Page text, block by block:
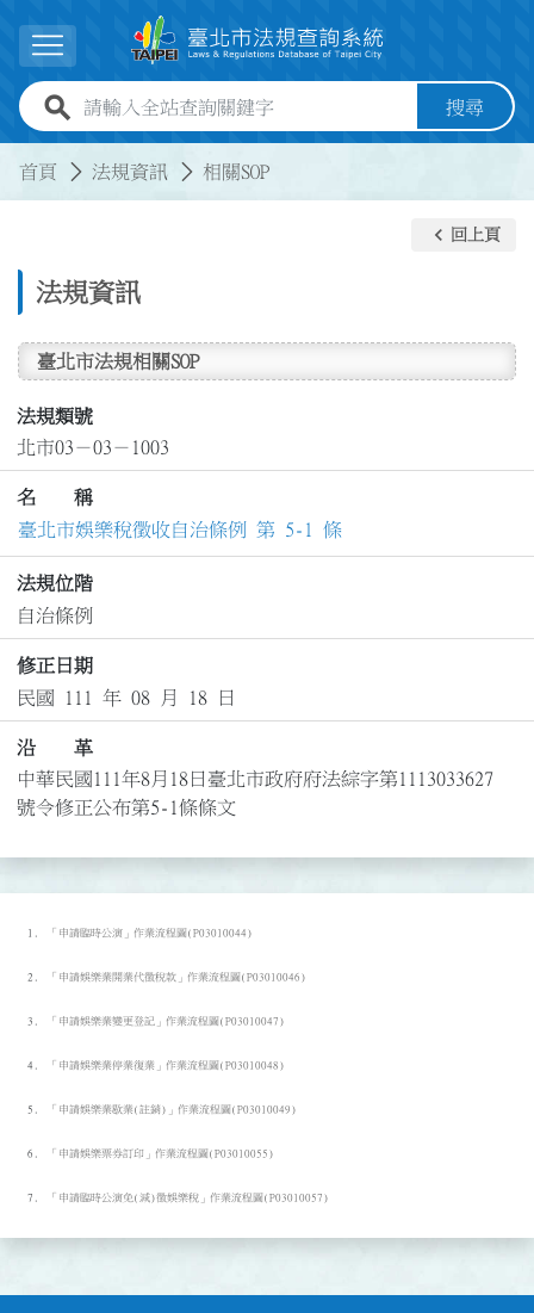
展開選單
全站查詢關鍵字欄位 搜尋
首頁 法規資訊 相關SOP
法規資訊
keyboard_arrow_left 回上頁
臺北市法規相關SOP
法規類號
北市03－03－1003
名 稱
臺北市娛樂稅徵收自治條例 第 5-1 條
法規位階
自治條例
修正日期
民國 111 年 08 月 18 日
沿 革
中華民國111年8月18日臺北市政府府法綜字第1113033627
號令修正公布第5-1條條文
「申請臨時公演」作業流程圖(P03010044)
「申請娛樂業開業代徵稅款」作業流程圖(P03010046)
「申請娛樂業變更登記」作業流程圖(P03010047)
「申請娛樂業停業復業」作業流程圖(P03010048)
「申請娛樂業歇業(註銷)」作業流程圖(P03010049)
「申請娛樂票券訂印」作業流程圖(P03010055)
「申請臨時公演免(減)徵娛樂稅」作業流程圖(P03010057)